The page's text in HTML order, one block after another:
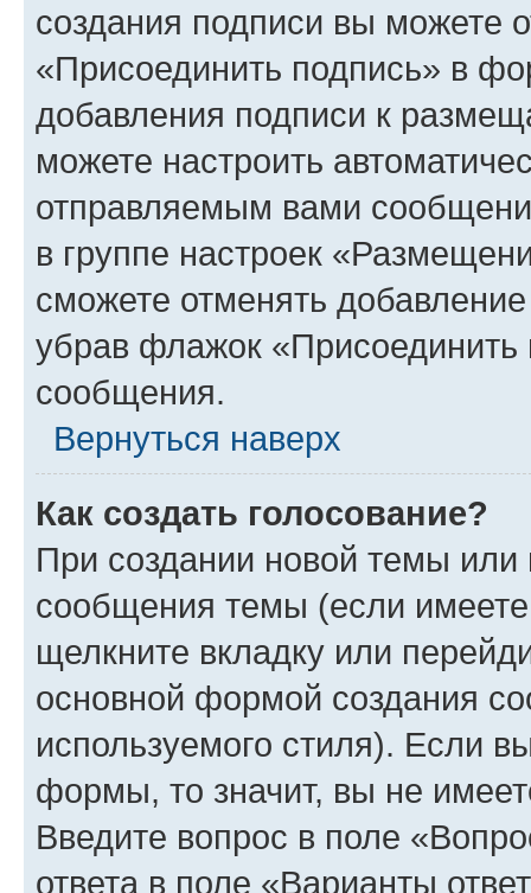
создания подписи вы можете
«Присоединить подпись» в
добавления подписи к
можете настроить
отправляемым вами
в группе настроек
сможете отменять
убрав флажок
сообщения.
Вернуться наверх
Как создать голосование?
При создании новой темы или
сообщения темы (если
щелкните вкладку или
основной формой создания
используемого стиля). Если
формы, то значит, вы не
Введите вопрос в поле
ответа в поле «Варианты